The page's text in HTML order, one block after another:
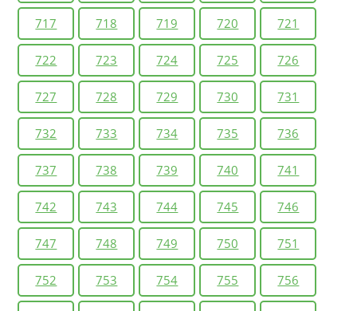
717 718 719 720 721
722 723 724 725 726
727 728 729 730 731
732 733 734 735 736
737 738 739 740 741
742 743 744 745 746
747 748 749 750 751
752 753 754 755 756